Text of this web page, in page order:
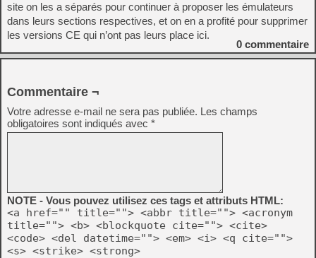
site on les a séparés pour continuer à proposer les émulateurs
dans leurs sections respectives, et on en a profité pour supprimer
les versions CE qui n’ont pas leurs place ici.
0 commentaire
Commentaire ¬
Votre adresse e-mail ne sera pas publiée. Les champs
obligatoires sont indiqués avec *
NOTE - Vous pouvez utilisez ces tags et attributs HTML:
<a href="" title=""> <abbr title=""> <acronym
title=""> <b> <blockquote cite=""> <cite>
<code> <del datetime=""> <em> <i> <q cite="">
<s> <strike> <strong>